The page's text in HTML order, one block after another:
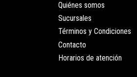
Quiénes somos
Sucursales
Términos y Condiciones
Contacto
Horarios de atención